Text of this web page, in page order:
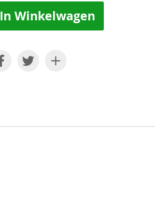
In Winkelwagen